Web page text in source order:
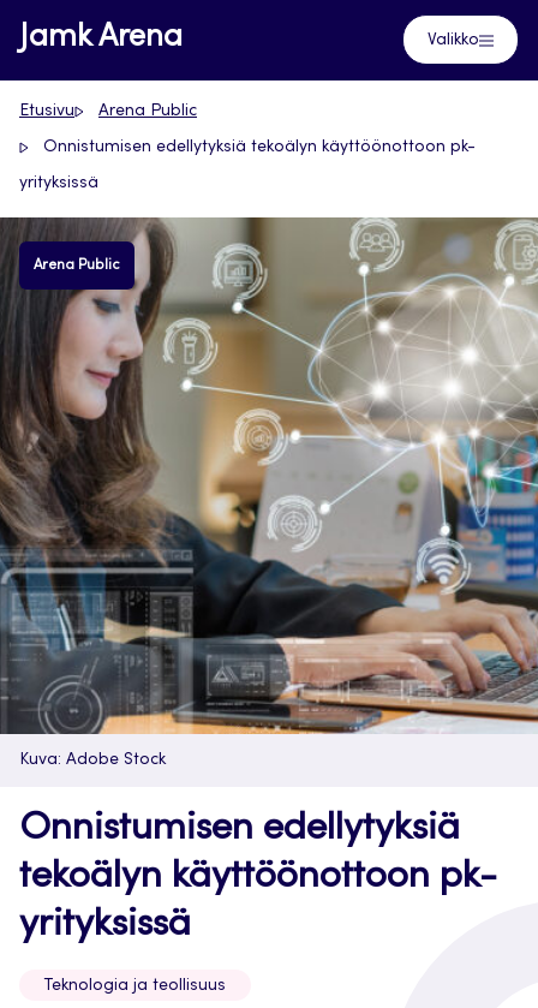
Siirry
suoraan
sisältöön
Jamk Arena Valikko
Etusivu Arena Public
Onnistumisen edellytyksiä tekoälyn käyttöönottoon pk-
yrityksissä
Arena Public
Kuva: Adobe Stock
Onnistumisen edellytyksiä
tekoälyn käyttöönottoon pk-
yrityksissä
Teknologia ja teollisuus